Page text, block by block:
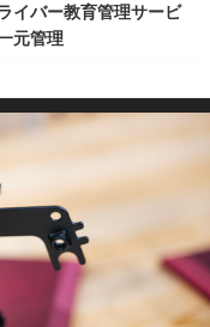
イバー教育管理サービ
元管理